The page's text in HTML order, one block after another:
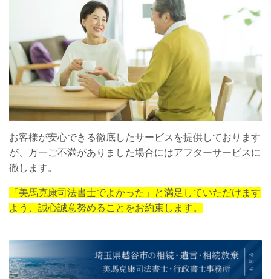
お客様が安心できる徹底したサービスを提供しております
が、万一ご不満がありました場合にはアフターサービスに
徹します。
「美馬克康司法書士でよかった」と満足していただけます
よう、誠心誠意努めることをお約束します。